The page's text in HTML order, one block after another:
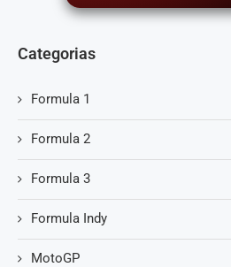
Categorias
Formula 1
Formula 2
Formula 3
Formula Indy
MotoGP